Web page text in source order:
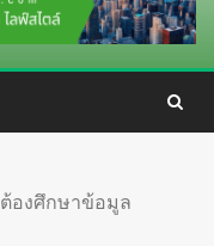
องศึกษาข้อมูล